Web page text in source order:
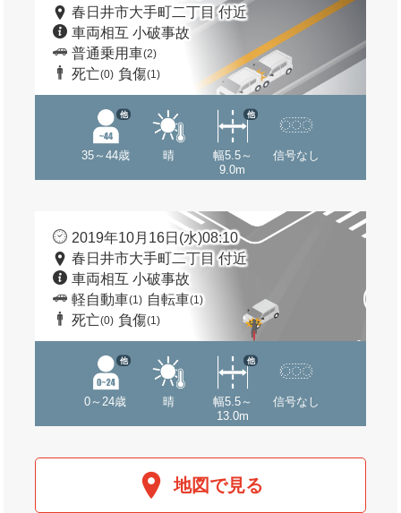
春日井市大手町二丁目 付近
車両相互 小破事故
普通乗用車(2)
死亡(0) 負傷(1)
35～44歳
他
晴
幅5.5～
9.0m
他
信号なし
2019年10月16日(水)08:10
春日井市大手町二丁目 付近
車両相互 小破事故
軽自動車(1) 自転車(1)
死亡(0) 負傷(1)
0～24歳
他
晴
幅5.5～
13.0m
他
信号なし
地図で見る